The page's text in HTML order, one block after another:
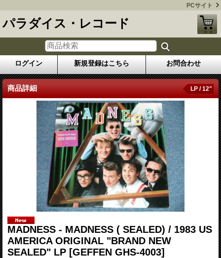
PCサイト
パラダイス・レコード
ログイン 新規登録はこちら お問合わせ
商品詳細 LP / 12"
MADNESS - MADNESS ( SEALED) / 1983 US
AMERICA ORIGINAL "BRAND NEW
SEALED" LP [GEFFEN GHS-4003]